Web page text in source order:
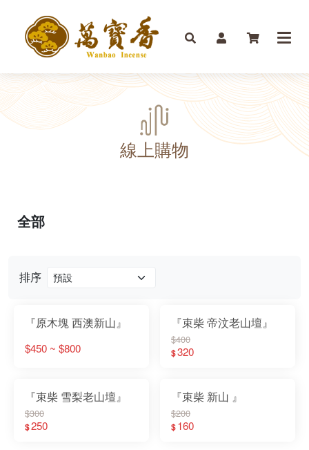
線上購物
排序
『原木塊 西澳新山』
$450 ~ $800
『束柴 帝汶老山壇』
$400
$320
『束柴 雪梨老山壇』
$300
$250
『束柴 新山 』
$200
$160
全部